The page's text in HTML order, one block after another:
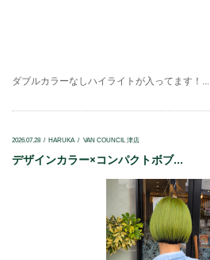
ダブルカラーなしハイライトが入ってます！...
2026.07.28 HARUKA VAN COUNCIL 津店
デザインカラー×コンパクトボブ...